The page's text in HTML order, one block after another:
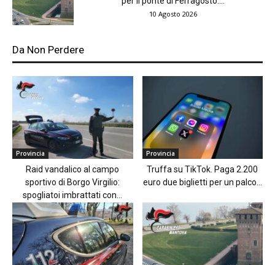
10 Agosto 2026
Da Non Perdere
Provincia
Raid vandalico al campo
sportivo di Borgo Virgilio:
spogliatoi imbrattati con...
Provincia
Truffa su TikTok. Paga 2.200
euro due biglietti per un palco...